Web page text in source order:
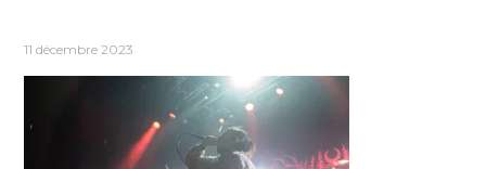
11 décembre 2023